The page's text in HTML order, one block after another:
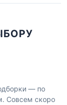
— по
Совсем скоро